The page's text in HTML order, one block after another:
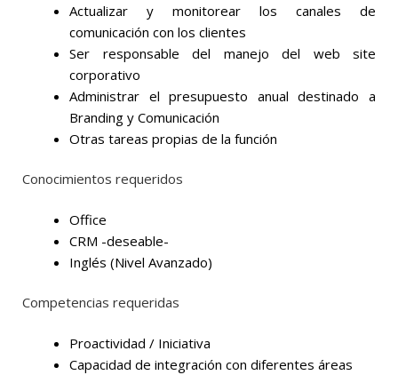
Actualizar y monitorear los canales de
comunicación con los clientes
Ser responsable del manejo del web site
corporativo
Administrar el presupuesto anual destinado a
Branding y Comunicación
Otras tareas propias de la función
Conocimientos requeridos
Office
CRM -deseable-
Inglés (Nivel Avanzado)
Competencias requeridas
Proactividad / Iniciativa
Capacidad de integración con diferentes áreas